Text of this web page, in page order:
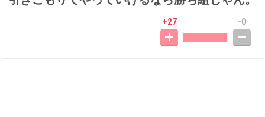
+27 -0